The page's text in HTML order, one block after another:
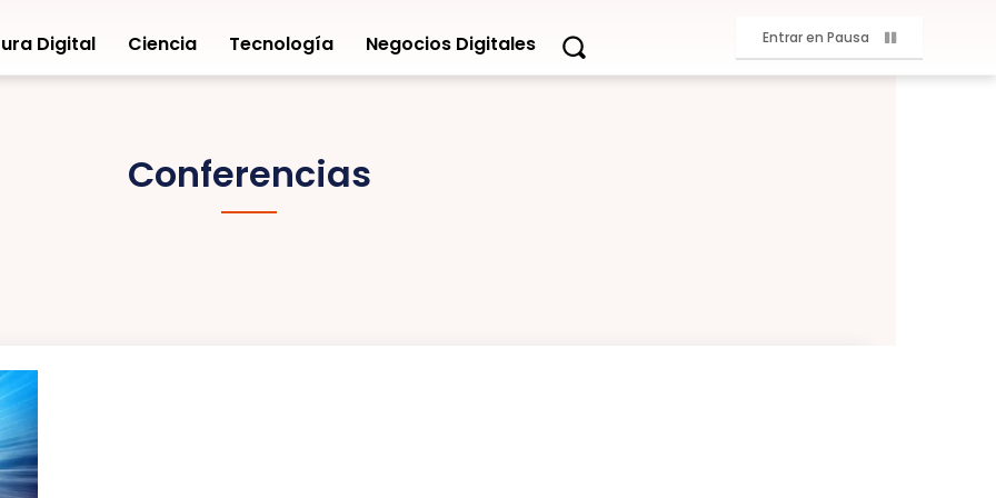
Digital Ciencia Tecnología Negocios Digitales Entrar en Pausa
Conferencias